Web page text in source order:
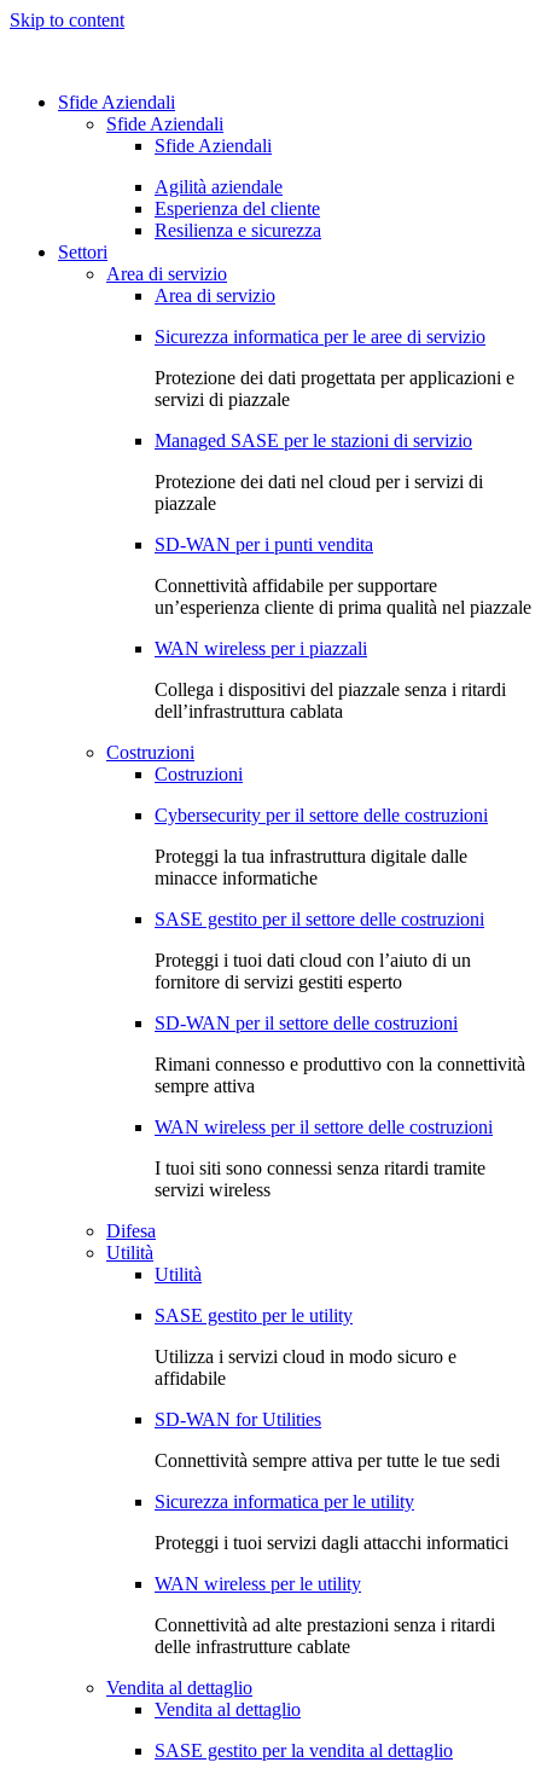
Skip to content
Sfide Aziendali
Sfide Aziendali
Sfide Aziendali
Agilità aziendale
Esperienza del cliente
Resilienza e sicurezza
Settori
Area di servizio
Area di servizio
Sicurezza informatica per le aree di servizio
Protezione dei dati progettata per applicazioni e
servizi di piazzale
Managed SASE per le stazioni di servizio
Protezione dei dati nel cloud per i servizi di
piazzale
SD-WAN per i punti vendita
Connettività affidabile per supportare
un’esperienza cliente di prima qualità nel piazzale
WAN wireless per i piazzali
Collega i dispositivi del piazzale senza i ritardi
dell’infrastruttura cablata
Costruzioni
Costruzioni
Cybersecurity per il settore delle costruzioni
Proteggi la tua infrastruttura digitale dalle
minacce informatiche
SASE gestito per il settore delle costruzioni
Proteggi i tuoi dati cloud con l’aiuto di un
fornitore di servizi gestiti esperto
SD-WAN per il settore delle costruzioni
Rimani connesso e produttivo con la connettività
sempre attiva
WAN wireless per il settore delle costruzioni
I tuoi siti sono connessi senza ritardi tramite
servizi wireless
Difesa
Utilità
Utilità
SASE gestito per le utility
Utilizza i servizi cloud in modo sicuro e
affidabile
SD-WAN for Utilities
Connettività sempre attiva per tutte le tue sedi
Sicurezza informatica per le utility
Proteggi i tuoi servizi dagli attacchi informatici
WAN wireless per le utility
Connettività ad alte prestazioni senza i ritardi
delle infrastrutture cablate
Vendita al dettaglio
Vendita al dettaglio
SASE gestito per la vendita al dettaglio